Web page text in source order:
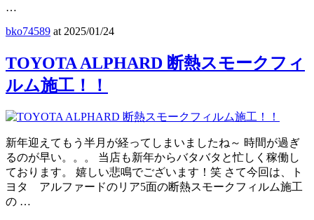
…
bko74589 at 2025/01/24
TOYOTA ALPHARD 断熱スモークフィ
ルム施工！！
新年迎えてもう半月が経ってしまいましたね～ 時間が過ぎ
るのが早い。。。 当店も新年からバタバタと忙しく稼働し
ております。 嬉しい悲鳴でございます！笑 さて今回は、ト
ヨタ アルファードのリア5面の断熱スモークフィルム施工
の …